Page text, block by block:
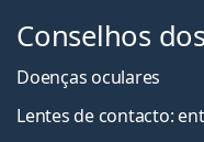
Conselhos
Doenças oculares
Lentes de contacto: